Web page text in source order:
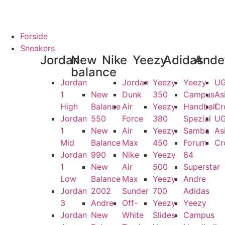
Forside
Sneakers
Jordan
Jordan
1
High
Jordan
1
Mid
Jordan
1
Low
Jordan
3
Jordan
New
balance
New
Balance
550
New
Balance
990
New
Balance
2002
Andre
New
Nike
Jordan
Dunk
Air
Force
Air
Max
Nike
Air
Max
Sunder
Off-
White
Yeezy
Yeezy
350
Yeezy
380
Yeezy
450
Yeezy
500
Yeezy
700
Yeezy
Slides
Adidas
Yeezy
Campus
Handball
Spezial
Samba
Forum
84
Superstar
Andre
Adidas
Yeezy
Campus